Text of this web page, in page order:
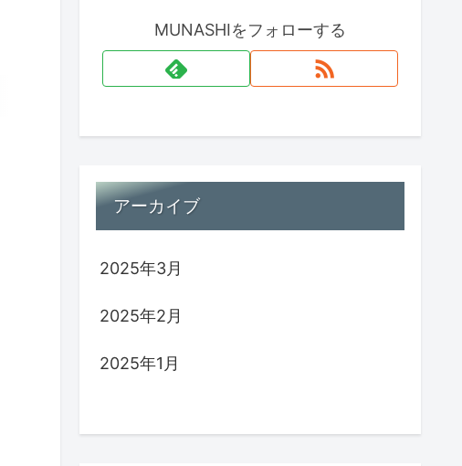
MUNASHIをフォローする
アーカイブ
2025年3月
2025年2月
2025年1月